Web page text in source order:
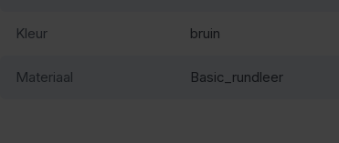
Kleur bruin
Materiaal Basic_rundleer